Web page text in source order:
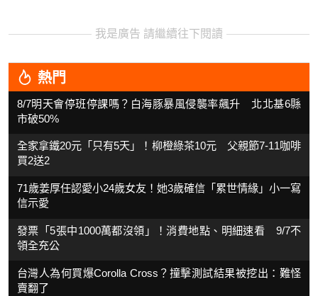
我是廣告 請繼續往下閱讀
熱門
8/7明天會停班停課嗎？白海豚暴風侵襲率飆升 北北基6縣
市破50%
全家拿鐵20元「只有5天」！柳橙綠茶10元 父親節7-11咖啡
買2送2
71歲姜厚任認愛小24歲女友！她3歲確信「累世情緣」小一寫
信示愛
發票「5張中1000萬都沒領」！消費地點、明細速看 9/7不
領全充公
台灣人為何買爆Corolla Cross？撞擊測試結果被挖出：難怪
賣翻了